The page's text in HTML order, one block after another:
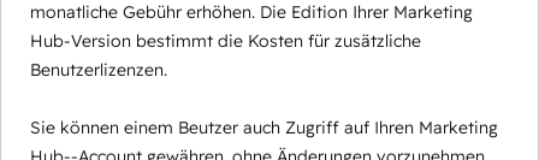
monatliche Gebühr erhöhen. Die Edition Ihrer Marketing
Hub-Version bestimmt die Kosten für zusätzliche
Benutzerlizenzen.
Sie können einem Beutzer auch Zugriff auf Ihren Marketing